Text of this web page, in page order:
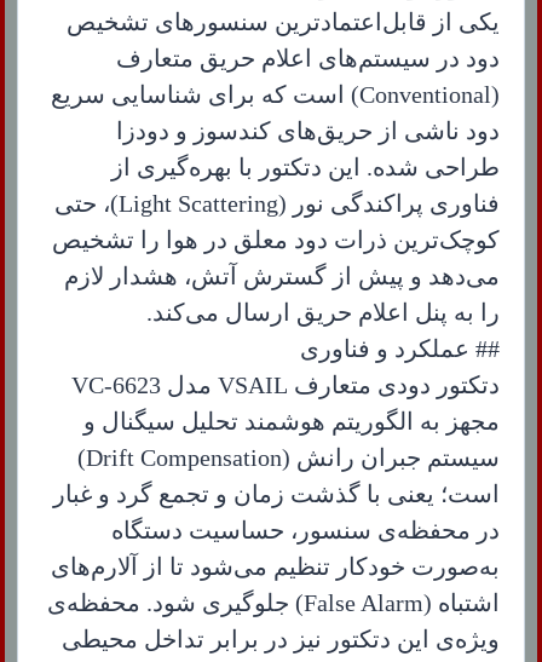
یکی از قابل‌اعتمادترین سنسورهای تشخیص
دود در سیستم‌های اعلام حریق متعارف
(Conventional) است که برای شناسایی سریع
دود ناشی از حریق‌های کندسوز و دودزا
طراحی شده. این دتکتور با بهره‌گیری از
فناوری پراکندگی نور (Light Scattering)، حتی
کوچک‌ترین ذرات دود معلق در هوا را تشخیص
می‌دهد و پیش از گسترش آتش، هشدار لازم
را به پنل اعلام حریق ارسال می‌کند.
## عملکرد و فناوری
دتکتور دودی متعارف VSAIL مدل VC-6623
مجهز به الگوریتم هوشمند تحلیل سیگنال و
سیستم جبران رانش (Drift Compensation)
است؛ یعنی با گذشت زمان و تجمع گرد و غبار
در محفظه‌ی سنسور، حساسیت دستگاه
به‌صورت خودکار تنظیم می‌شود تا از آلارم‌های
اشتباه (False Alarm) جلوگیری شود. محفظه‌ی
ویژه‌ی این دتکتور نیز در برابر تداخل محیطی